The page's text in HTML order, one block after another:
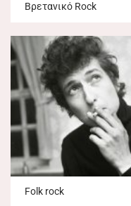
Βρετανικό Rock
Folk rock